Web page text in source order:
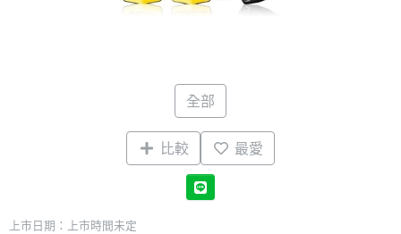
全部
比較 最愛
上市日期：上市時間未定